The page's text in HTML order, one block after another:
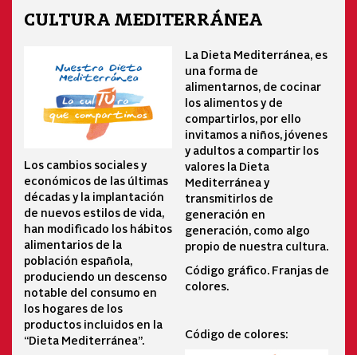
CULTURA MEDITERRÁNEA
Los cambios sociales y
económicos de las últimas
décadas y la implantación
de nuevos estilos de vida,
han modificado los hábitos
alimentarios de la
población española,
produciendo un descenso
notable del consumo en
los hogares de los
productos incluidos en la
“Dieta Mediterránea”.
La Dieta Mediterránea, es
una forma de
alimentarnos, de cocinar
los alimentos y de
compartirlos, por ello
invitamos a niños, jóvenes
y adultos a compartir los
valores la Dieta
Mediterránea y
transmitirlos de
generación en
generación, como algo
propio de nuestra cultura.
Código gráfico. Franjas de
colores.
Código de colores: